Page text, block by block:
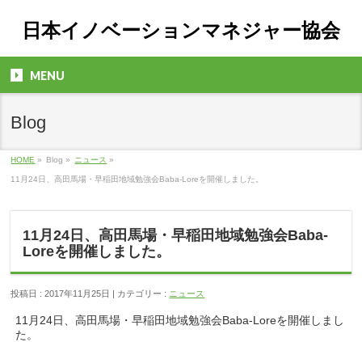
日本イノベーションマネジャー協会
MENU
Blog
HOME » Blog » ニュース »
11月24日、高田馬場・早稲田地域勉強会Baba-Loreを開催しました。
11月24日、高田馬場・早稲田地域勉強会Baba-
Loreを開催しました。
投稿日 : 2017年11月25日 | カテゴリー : ニュース
11月24日、高田馬場・早稲田地域勉強会Baba-Loreを開催しまし
た。